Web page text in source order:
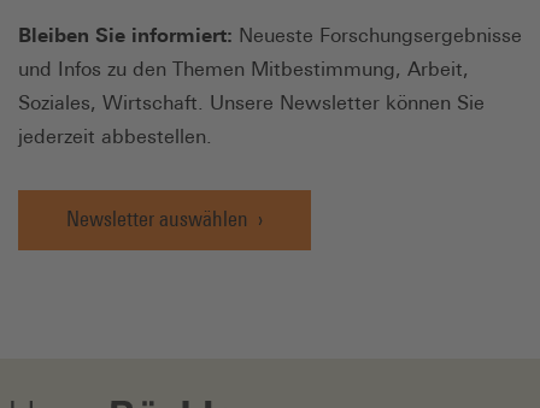
Bleiben Sie informiert: Neueste Forschungsergebnisse
und Infos zu den Themen Mitbestimmung, Arbeit,
Soziales, Wirtschaft. Unsere Newsletter können Sie
jederzeit abbestellen.
Newsletter auswählen